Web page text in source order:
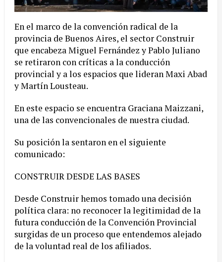
En el marco de la convención radical de la
provincia de Buenos Aires, el sector Construir
que encabeza Miguel Fernández y Pablo Juliano
se retiraron con críticas a la conducción
provincial y a los espacios que lideran Maxi Abad
y Martín Lousteau.
En este espacio se encuentra Graciana Maizzani,
una de las convencionales de nuestra ciudad.
Su posición la sentaron en el siguiente
comunicado:
CONSTRUIR DESDE LAS BASES
Desde Construir hemos tomado una decisión
política clara: no reconocer la legitimidad de la
futura conducción de la Convención Provincial
surgidas de un proceso que entendemos alejado
de la voluntad real de los afiliados.